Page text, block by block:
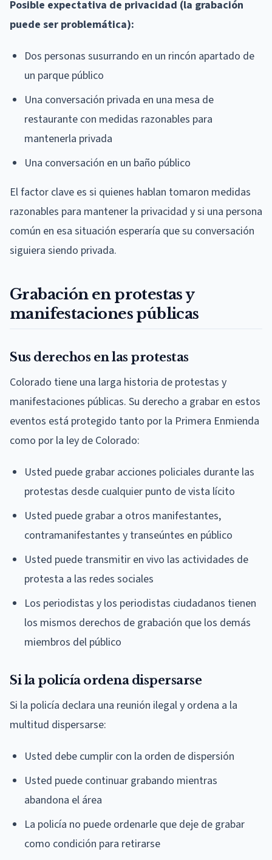
Posible expectativa de privacidad (la grabación
puede ser problemática):
Dos personas susurrando en un rincón apartado de
un parque público
Una conversación privada en una mesa de
restaurante con medidas razonables para
mantenerla privada
Una conversación en un baño público
El factor clave es si quienes hablan tomaron medidas
razonables para mantener la privacidad y si una persona
común en esa situación esperaría que su conversación
siguiera siendo privada.
Grabación en protestas y
manifestaciones públicas
Sus derechos en las protestas
Colorado tiene una larga historia de protestas y
manifestaciones públicas. Su derecho a grabar en estos
eventos está protegido tanto por la Primera Enmienda
como por la ley de Colorado:
Usted puede grabar acciones policiales durante las
protestas desde cualquier punto de vista lícito
Usted puede grabar a otros manifestantes,
contramanifestantes y transeúntes en público
Usted puede transmitir en vivo las actividades de
protesta a las redes sociales
Los periodistas y los periodistas ciudadanos tienen
los mismos derechos de grabación que los demás
miembros del público
Si la policía ordena dispersarse
Si la policía declara una reunión ilegal y ordena a la
multitud dispersarse:
Usted debe cumplir con la orden de dispersión
Usted puede continuar grabando mientras
abandona el área
La policía no puede ordenarle que deje de grabar
como condición para retirarse